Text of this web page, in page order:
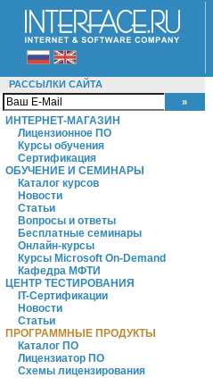
РАССЫЛКИ САЙТА
ИНТЕРНЕТ-МАГАЗИН
Лицензионное ПО
Курсы обучения
Сертификация
ОБУЧЕНИЕ И СЕМИНАРЫ
Каталог курсов
Новости
Статьи
Вопросы и ответы
Бесплатные семинары
Онлайн-курсы
Курсы Microsoft On-Demand
Кафедра МФТИ
ЦЕНТР ТЕСТИРОВАНИЯ
IT-Сертификации
Новости
Статьи
ПРОГРАММНЫЕ ПРОДУКТЫ
Каталог ПО
Лицензиатор ПО
Схемы лицензирования